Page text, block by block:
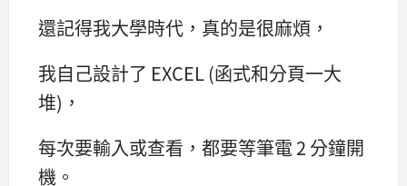
還記得我大學時代，真的是很麻煩，
我自己設計了 EXCEL (函式和分頁一大
堆)，
每次要輸入或查看，都要等筆電 2 分鐘開
機。